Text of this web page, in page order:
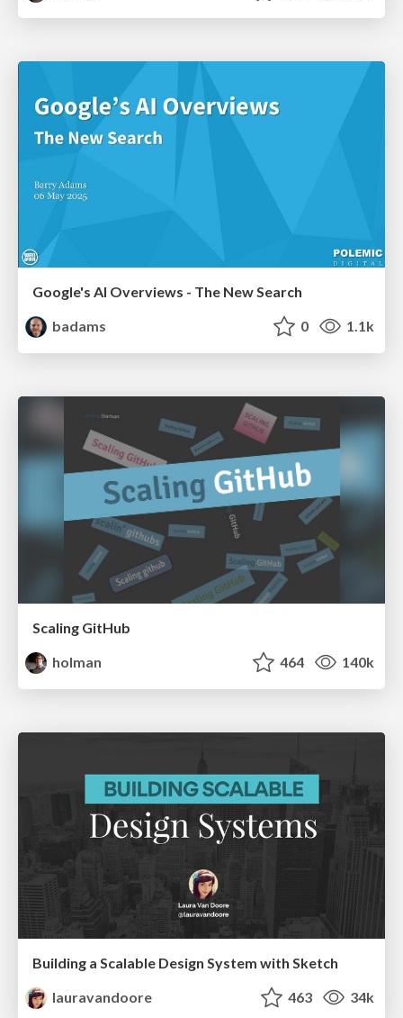
Google's AI Overviews - The New Search
badams
0 1.1k
Scaling GitHub
holman
464 140k
Building a Scalable Design System with Sketch
lauravandoore
463 34k